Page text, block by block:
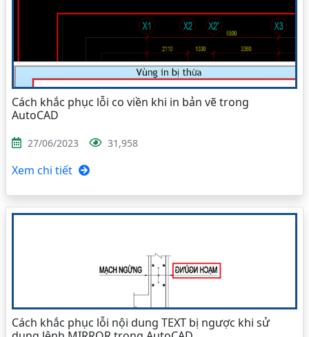
Cách khắc phục lỗi co viền khi in bản vẽ trong
AutoCAD
27/06/2023 31,958
Xem chi tiết
Cách khắc phục lỗi nội dung TEXT bị ngược khi sử